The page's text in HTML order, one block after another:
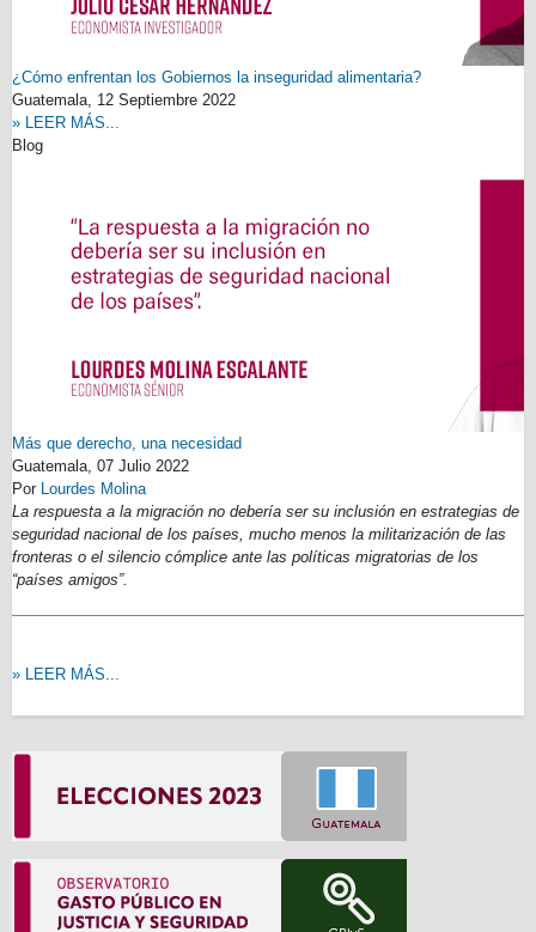
¿Cómo enfrentan los Gobiernos la inseguridad alimentaria?
Guatemala, 12 Septiembre 2022
» LEER MÁS...
Blog
Más que derecho, una necesidad
Guatemala, 07 Julio 2022
Por Lourdes Molina
La respuesta a la migración no debería ser su inclusión en estrategias de
seguridad nacional de los países, mucho menos la militarización de las
fronteras o el silencio cómplice ante las políticas migratorias de los
“países amigos”.
» LEER MÁS...